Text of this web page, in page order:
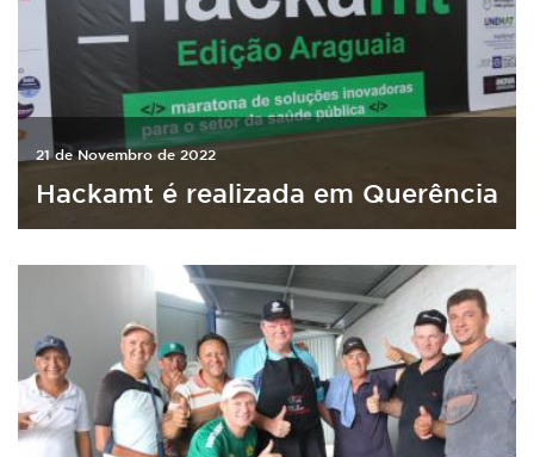
21 de Novembro de 2022
Hackamt é realizada em Querência